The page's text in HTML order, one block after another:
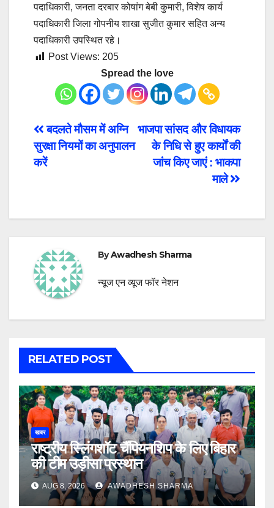
पदाधिकारी, जनता दरबार कोषांग बेबी कुमारी, विशेष कार्य
पदाधिकारी जिला गोपनीय शाखा सुजीत कुमार सहित अन्य
पदाधिकारी उपस्थित रहे।
Post Views: 205
Spread the love
Post
navigation
भाजपा सांसद और विधायक
के निधि से हुए कार्यों की
जांच किए जाएं : भाकपा
माले
बदलते मौसम में अग्नि
सुरक्षा नियमों का अनुपालन
करें
ByAwadhesh Sharma
न्यूज एन व्यूज फॉर नेशन
RELATED POST
खबर
राष्ट्रीय स्लिंगशॉट चैंपियनशिप के लिए बिहार
की टीम उड़ीसा प्रस्थान
AUG 8, 2026 AWADHESH SHARMA